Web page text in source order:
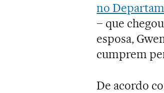
no
– que
esposa,
cumprem
De acordo